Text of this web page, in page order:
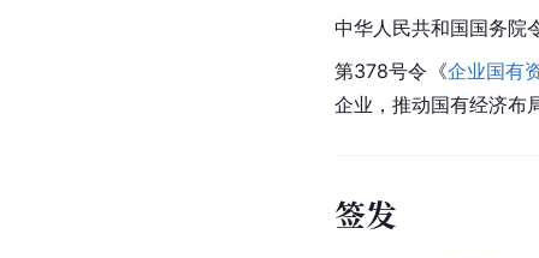
中华人民共和国国务院
第378号令《企业国有
企业，推动国有经济布
签发